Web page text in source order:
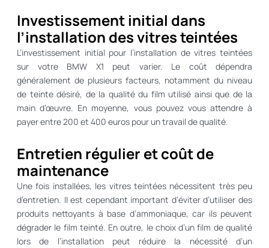
Investissement initial dans
l’installation des vitres teintées
L’investissement initial pour l’installation de vitres teintées
sur votre BMW X1 peut varier. Le coût dépendra
généralement de plusieurs facteurs, notamment du niveau
de teinte désiré, de la qualité du film utilisé ainsi que de la
main d’œuvre. En moyenne, vous pouvez vous attendre à
payer entre 200 et 400 euros pour un travail de qualité.
Entretien régulier et coût de
maintenance
Une fois installées, les vitres teintées nécessitent très peu
d’entretien. Il est cependant important d’éviter d’utiliser des
produits nettoyants à base d’ammoniaque, car ils peuvent
dégrader le film teinté. En outre, le choix d’un film de qualité
lors de l’installation peut réduire la nécessité d’un